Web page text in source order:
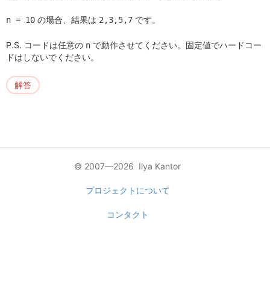
n = 10 の場合、結果は 2,3,5,7 です。
P.S. コードは任意の n で動作させてください。固定値でハードコー
ドはしないでください。
解答
© 2007—2026 Ilya Kantor
プロジェクトについて
コンタクト